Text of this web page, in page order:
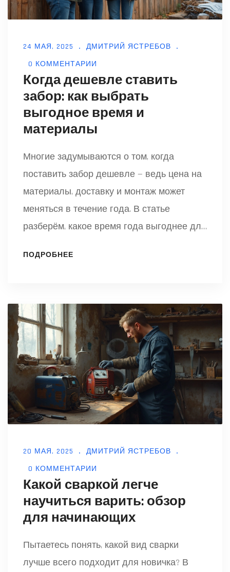
24 МАЯ, 2025
ДМИТРИЙ ЯСТРЕБОВ
0 КОММЕНТАРИИ
Когда дешевле ставить
забор: как выбрать
выгодное время и
материалы
Многие задумываются о том, когда
поставить забор дешевле — ведь цена на
материалы, доставку и монтаж может
меняться в течение года. В статье
разберём, какое время года выгоднее для
стоит выбрать, чтобы не переплачивать.
дороже. Расскажем про акции, скрытые
расходы, а также дадим практичные
советы для экономии. Всё просто, честно
и по делу.
ПОДРОБНЕЕ
20 МАЯ, 2025
ДМИТРИЙ ЯСТРЕБОВ
0 КОММЕНТАРИИ
Какой сваркой легче
научиться варить: обзор
для начинающих
Пытаетесь понять, какой вид сварки
лучше всего подходит для новичка? В